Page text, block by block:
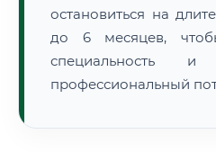
остановиться на
до 6 месяцев,
специальность
профессиональный